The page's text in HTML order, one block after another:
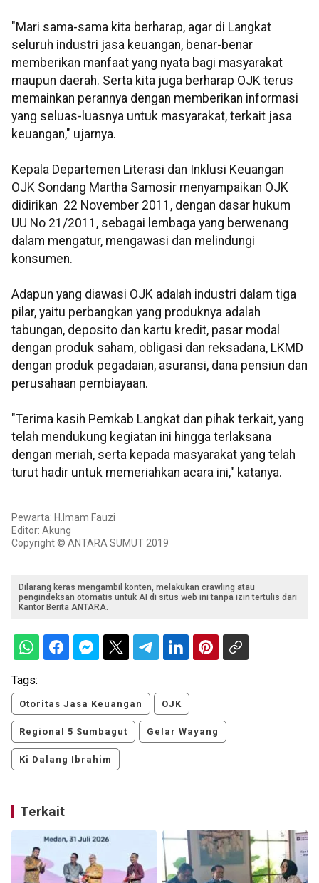
"Mari sama-sama kita berharap, agar di Langkat
seluruh industri jasa keuangan, benar-benar
memberikan manfaat yang nyata bagi masyarakat
maupun daerah. Serta kita juga berharap OJK terus
memainkan perannya dengan memberikan informasi
yang seluas-luasnya untuk masyarakat, terkait jasa
keuangan," ujarnya.
Kepala Departemen Literasi dan Inklusi Keuangan
OJK Sondang Martha Samosir menyampaikan OJK
didirikan 22 November 2011, dengan dasar hukum
UU No 21/2011, sebagai lembaga yang berwenang
dalam mengatur, mengawasi dan melindungi
konsumen.
Adapun yang diawasi OJK adalah industri dalam tiga
pilar, yaitu perbangkan yang produknya adalah
tabungan, deposito dan kartu kredit, pasar modal
dengan produk saham, obligasi dan reksadana, LKMD
dengan produk pegadaian, asuransi, dana pensiun dan
perusahaan pembiayaan.
"Terima kasih Pemkab Langkat dan pihak terkait, yang
telah mendukung kegiatan ini hingga terlaksana
dengan meriah, serta kepada masyarakat yang telah
turut hadir untuk memeriahkan acara ini," katanya.
Pewarta: H.Imam Fauzi
Editor: Akung
Copyright © ANTARA SUMUT 2019
Dilarang keras mengambil konten, melakukan crawling atau
pengindeksan otomatis untuk AI di situs web ini tanpa izin tertulis dari
Kantor Berita ANTARA.
Tags:
Otoritas Jasa Keuangan OJK
Regional 5 Sumbagut Gelar Wayang
Ki Dalang Ibrahim
Terkait